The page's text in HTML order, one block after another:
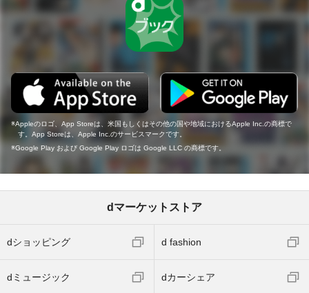
Appleのロゴ、App Storeは、米国もしくはその他の国や地域におけるApple Inc.の商標で
す。App Storeは、Apple Inc.のサービスマークです。
Google Play および Google Play ロゴは Google LLC の商標です。
dマーケットストア
dショッピング d fashion
dミュージック dカーシェア